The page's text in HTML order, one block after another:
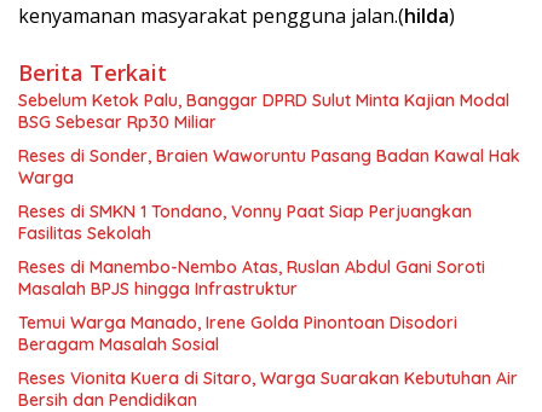
kenyamanan masyarakat pengguna jalan.(hilda)
Berita Terkait
Sebelum Ketok Palu, Banggar DPRD Sulut Minta Kajian Modal
BSG Sebesar Rp30 Miliar
Reses di Sonder, Braien Waworuntu Pasang Badan Kawal Hak
Warga
Reses di SMKN 1 Tondano, Vonny Paat Siap Perjuangkan
Fasilitas Sekolah
Reses di Manembo-Nembo Atas, Ruslan Abdul Gani Soroti
Masalah BPJS hingga Infrastruktur
Temui ​Warga Manado, Irene Golda Pinontoan Disodori
Beragam Masalah Sosial
Reses Vionita Kuera di Sitaro, Warga Suarakan Kebutuhan Air
Bersih dan Pendidikan